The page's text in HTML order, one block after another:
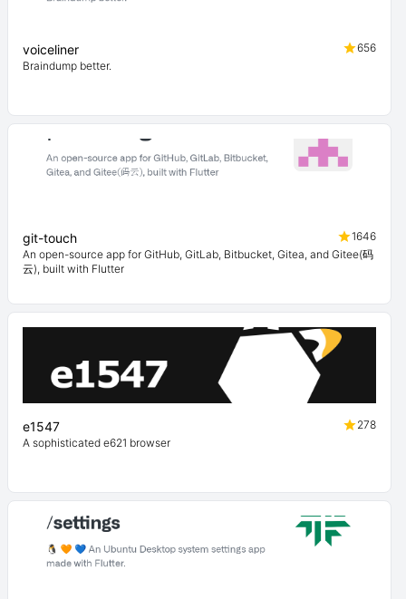
voiceliner
656
Braindump better.
git-touch
1646
An open-source app for GitHub, GitLab, Bitbucket, Gitea, and Gitee(码
云), built with Flutter
e1547
278
A sophisticated e621 browser